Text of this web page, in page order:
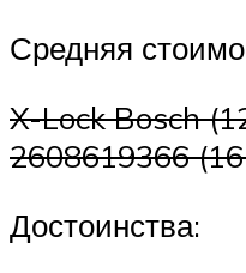
Средняя
X-Lock Bosch
2608619366
Достоинства: